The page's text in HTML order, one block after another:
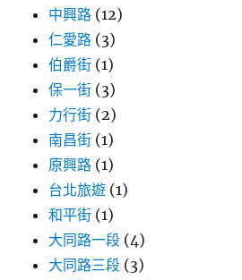
中興路 (12)
仁愛路 (3)
伯爵街 (1)
保一街 (3)
力行街 (2)
南昌街 (1)
原興路 (1)
台北旅遊 (1)
和平街 (1)
大同路一段 (4)
大同路三段 (3)